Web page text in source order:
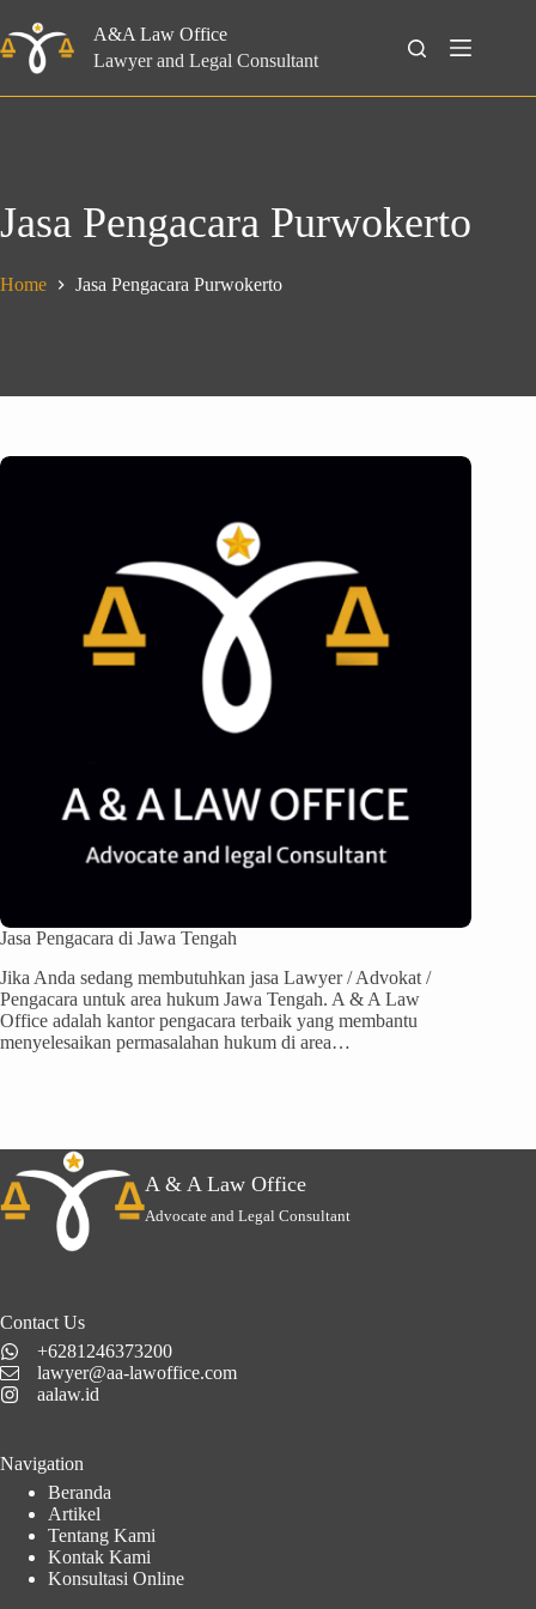
to
content
A&A Law Office
Lawyer and Legal Consultant
Search
Jasa Pengacara Purwokerto
Home Jasa Pengacara Purwokerto
Jasa Pengacara di Jawa Tengah
Jika Anda sedang membutuhkan jasa Lawyer / Advokat /
Pengacara untuk area hukum Jawa Tengah. A & A Law
Office adalah kantor pengacara terbaik yang membantu
menyelesaikan permasalahan hukum di area…
A & A Law Office
Advocate and Legal Consultant
Contact Us
+6281246373200
lawyer@aa-lawoffice.com
aalaw.id
Navigation
Beranda
Artikel
Tentang Kami
Kontak Kami
Konsultasi Online